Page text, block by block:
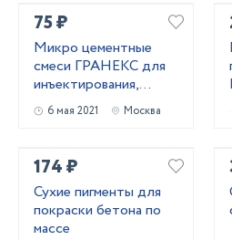
75 ₽
Микро цементные
смеси ГРАНЕКС для
инъектирования,
укрепления кирпичной
кладки
6 мая 2021 Москва
174 ₽
Сухие пигменты для
покраски бетона по
массе